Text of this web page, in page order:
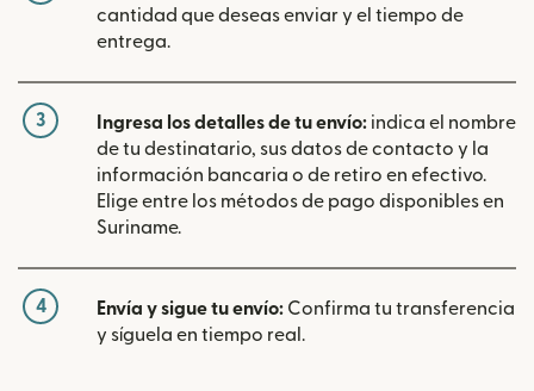
cantidad que deseas enviar y el tiempo de
entrega.
3 Ingresa los detalles de tu envío: indica el nombre
de tu destinatario, sus datos de contacto y la
información bancaria o de retiro en efectivo.
Elige entre los métodos de pago disponibles en
Suriname.
4 Envía y sigue tu envío: Confirma tu transferencia
y síguela en tiempo real.